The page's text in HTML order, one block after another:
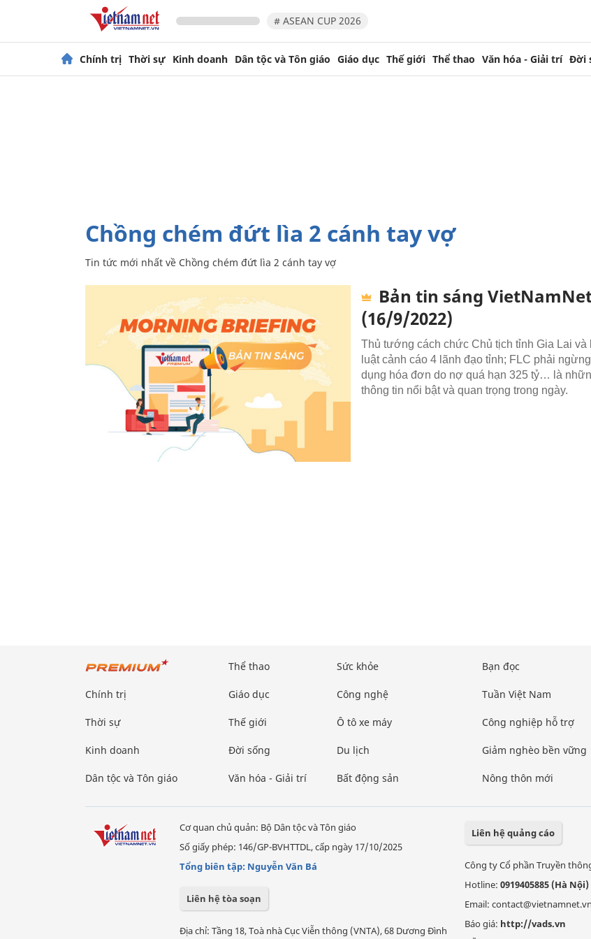
# ASEAN CUP 2026
Chính trị Thời sự Kinh doanh Dân tộc và Tôn giáo Giáo dục Thế giới Thể thao Văn hóa - Giải trí Đời
Chồng chém đứt lìa 2 cánh tay vợ
Tin tức mới nhất về Chồng chém đứt lìa 2 cánh tay vợ
Bản tin sáng
(16/9/2022)
Thủ tướng cách chức Chủ tịch tỉnh Gia Lai và
luật cảnh cáo 4 lãnh đạo tỉnh; FLC phải
dụng hóa đơn do nợ quá hạn 325 tỷ… là
thông tin nổi bật và quan trọng trong ngày.
Chính trị
Thời sự
Kinh doanh
Dân tộc và Tôn giáo
Thể thao
Giáo dục
Thế giới
Đời sống
Văn hóa - Giải trí
Sức khỏe
Công nghệ
Ô tô xe máy
Du lịch
Bất động sản
Bạn đọc
Tuần Việt Nam
Công nghiệp hỗ trợ
Giảm nghèo bền vững
Nông thôn mới
Cơ quan chủ quản: Bộ Dân tộc và Tôn giáo
Số giấy phép: 146/GP-BVHTTDL, cấp ngày 17/10/2025
Tổng biên tập: Nguyễn Văn Bá
Liên hệ tòa soạn
Địa chỉ: Tầng 18, Toà nhà Cục Viễn thông (VNTA), 68 Dương Đình
Liên hệ quảng cáo
Công ty Cổ phần Truyền
Hotline: 0919405885 (Hà Nội)
Email: contact@vietnamnet.vn
Báo giá: http://vads.vn